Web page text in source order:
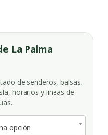
La Palma
de senderos, balsas,
horarios y líneas de
opción